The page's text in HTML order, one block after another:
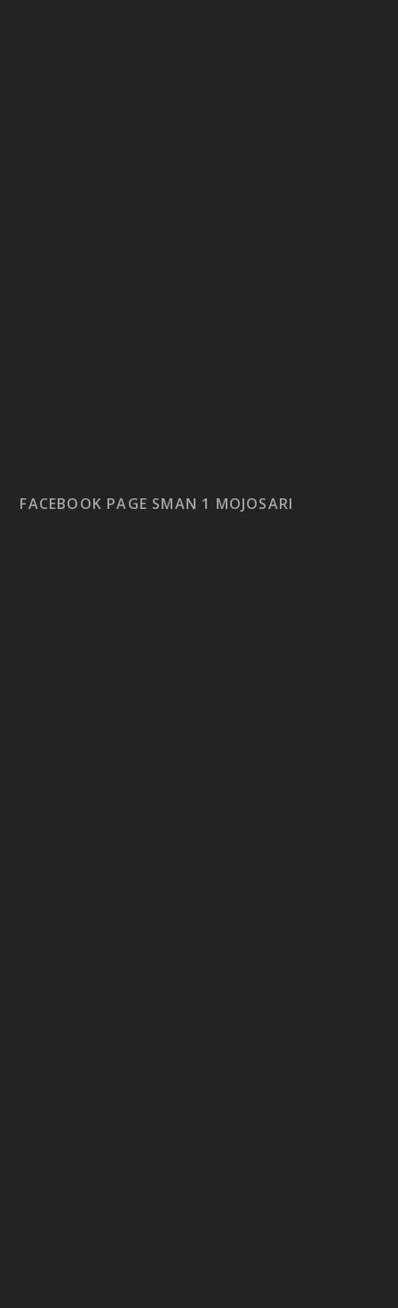
FACEBOOK PAGE SMAN 1 MOJOSARI